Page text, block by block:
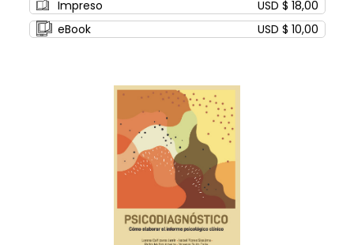
Impreso
USD $ 18,00
eBook
USD $ 10,00